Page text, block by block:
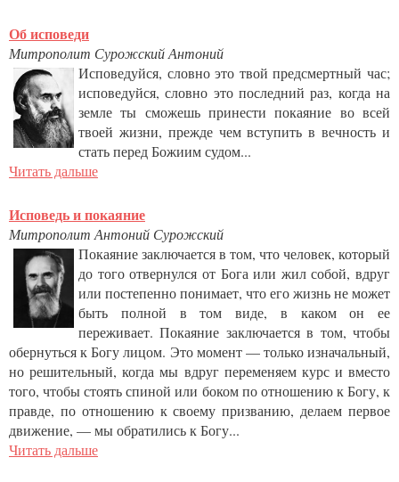
Об исповеди
Митрополит Сурожский Антоний
Исповедуйся, словно это твой предсмертный час;
исповедуйся, словно это последний раз, когда на
земле ты сможешь принести покаяние во всей
твоей жизни, прежде чем вступить в вечность и
стать перед Божиим судом...
Читать дальше
Исповедь и покаяние
Митрополит Антоний Сурожский
Покаяние заключается в том, что человек, который
до того отвернулся от Бога или жил собой, вдруг
или постепенно понимает, что его жизнь не может
быть полной в том виде, в каком он ее
переживает. Покаяние заключается в том, чтобы
обернуться к Богу лицом. Это момент — только изначальный,
но решительный, когда мы вдруг переменяем курс и вместо
того, чтобы стоять спиной или боком по отношению к Богу, к
правде, по отношению к своему призванию, делаем первое
движение, — мы обратились к Богу...
Читать дальше